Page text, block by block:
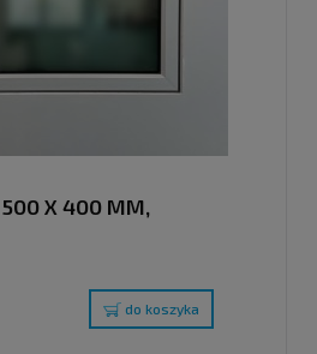
500 X 400 MM,
do koszyka